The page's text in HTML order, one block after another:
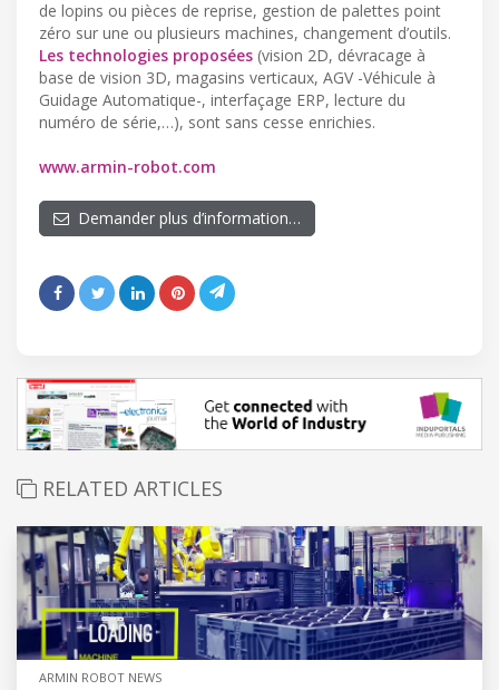
de lopins ou pièces de reprise, gestion de palettes point
zéro sur une ou plusieurs machines, changement d’outils.
Les technologies proposées (vision 2D, dévracage à
base de vision 3D, magasins verticaux, AGV -Véhicule à
Guidage Automatique-, interfaçage ERP, lecture du
numéro de série,…), sont sans cesse enrichies.
www.armin-robot.com
Demander plus d’information…
RELATED ARTICLES
ARMIN ROBOT NEWS